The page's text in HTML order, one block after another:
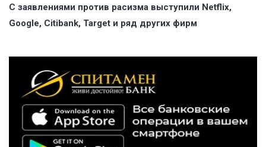
С заявлениями против расизма выступили Netflix,
Google, Citibank, Target и ряд других фирм